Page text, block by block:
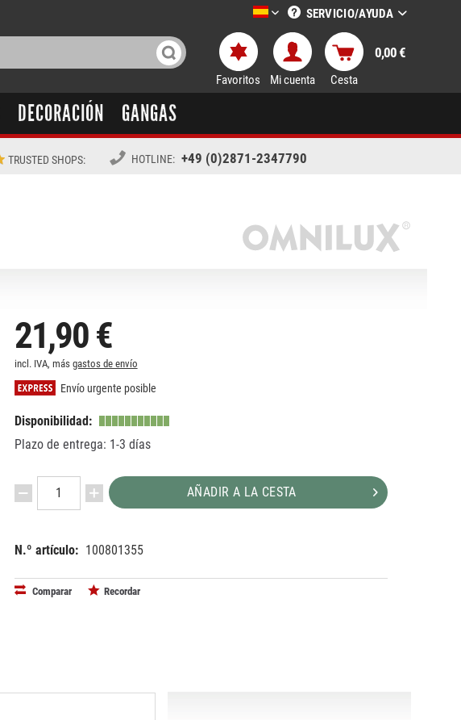
LTT-Versand spanisch
SERVICIO/AYUDA
Favoritos Mi cuenta Cesta
0,00 €
DECORACIÓN GANGAS
TRUSTED SHOPS: HOTLINE: +49 (0)2871-2347790
21,90 €
incl. IVA, más gastos de envío
Envío urgente posible
Disponibilidad:
Plazo de entrega: 1-3 días
AÑADIR A LA CESTA
N.º artículo: 100801355
Comparar Recordar